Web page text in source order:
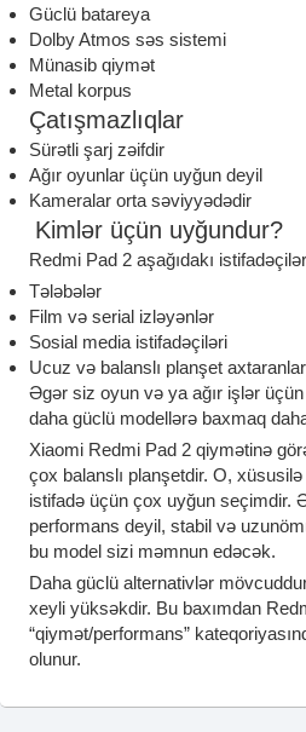
Güclü batareya
Dolby Atmos səs sistemi
Münasib qiymət
Metal korpus
Çatışmazlıqlar
Sürətli şarj zəifdir
Ağır oyunlar üçün uyğun deyil
Kameralar orta səviyyədədir
Kimlər üçün uyğundur?
Redmi Pad 2 aşağıdakı
Tələbələr
Film və serial izləyənlər
Sosial media istifadəçiləri
Ucuz və balanslı planşet axtaranlar
Əgər siz oyun və ya ağır işlər üçün
daha güclü modellərə baxmaq
Xiaomi Redmi Pad 2 qiymətinə
çox balanslı planşetdir. O,
istifadə üçün çox uyğun seçimdir.
performans deyil, stabil və
bu model sizi məmnun edəcək.
Daha güclü alternativlər
xeyli yüksəkdir. Bu baxımdan
“qiymət/performans”
olunur.